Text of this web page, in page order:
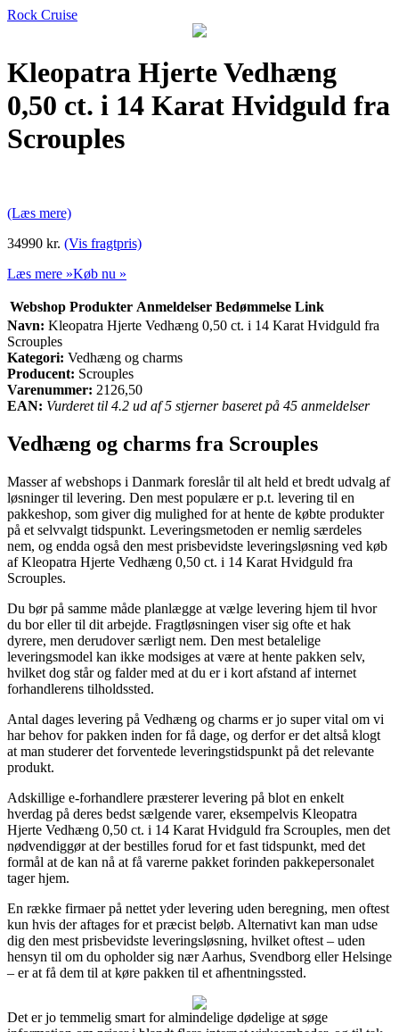
Rock Cruise
Kleopatra Hjerte Vedhæng
0,50 ct. i 14 Karat Hvidguld fra
Scrouples
(Læs mere)
34990 kr. (Vis fragtpris)
Læs mere »Køb nu »
Webshop Produkter Anmeldelser Bedømmelse Link
Navn: Kleopatra Hjerte Vedhæng 0,50 ct. i 14 Karat Hvidguld fra
Scrouples
Kategori: Vedhæng og charms
Producent: Scrouples
Varenummer: 2126,50
EAN: Vurderet til 4.2 ud af 5 stjerner baseret på 45 anmeldelser
Vedhæng og charms fra Scrouples
Masser af webshops i Danmark foreslår til alt held et bredt udvalg af
løsninger til levering. Den mest populære er p.t. levering til en
pakkeshop, som giver dig mulighed for at hente de købte produkter
på et selvvalgt tidspunkt. Leveringsmetoden er nemlig særdeles
nem, og endda også den mest prisbevidste leveringsløsning ved køb
af Kleopatra Hjerte Vedhæng 0,50 ct. i 14 Karat Hvidguld fra
Scrouples.
Du bør på samme måde planlægge at vælge levering hjem til hvor
du bor eller til dit arbejde. Fragtløsningen viser sig ofte et hak
dyrere, men derudover særligt nem. Den mest betalelige
leveringsmodel kan ikke modsiges at være at hente pakken selv,
hvilket dog står og falder med at du er i kort afstand af internet
forhandlerens tilholdssted.
Antal dages levering på Vedhæng og charms er jo super vital om vi
har behov for pakken inden for få dage, og derfor er det altså klogt
at man studerer det forventede leveringstidspunkt på det relevante
produkt.
Adskillige e-forhandlere præsterer levering på blot en enkelt
hverdag på deres bedst sælgende varer, eksempelvis Kleopatra
Hjerte Vedhæng 0,50 ct. i 14 Karat Hvidguld fra Scrouples, men det
nødvendiggør at der bestilles forud for et fast tidspunkt, med det
formål at de kan nå at få varerne pakket forinden pakkepersonalet
tager hjem.
En række firmaer på nettet yder levering uden beregning, men oftest
kun hvis der aftages for et præcist beløb. Alternativt kan man udse
dig den mest prisbevidste leveringsløsning, hvilket oftest – uden
hensyn til om du opholder sig nær Aarhus, Svendborg eller Helsinge
– er at få dem til at køre pakken til et afhentningssted.
Det er jo temmelig smart for almindelige dødelige at søge